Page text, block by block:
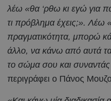
λέω «θα ‘ρθω κι εγώ για
τι πρόβλημα έχεις;». Λέω
πραγματικότητα, μπορώ
άλλο, να κάνω από αυτά τα
το σώμα σου και συναντάς
περιγράφει ο Πάνος